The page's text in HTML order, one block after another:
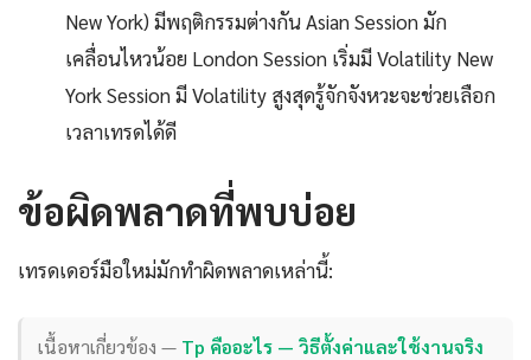
New York) มีพฤติกรรมต่างกัน Asian Session มัก
เคลื่อนไหวน้อย London Session เริ่มมี Volatility New
York Session มี Volatility สูงสุดรู้จักจังหวะจะช่วยเลือก
เวลาเทรดได้ดี
ข้อผิดพลาดที่พบบ่อย
เทรดเดอร์มือใหม่มักทำผิดพลาดเหล่านี้:
เนื้อหาเกี่ยวข้อง — Tp คืออะไร — วิธีตั้งค่าและใช้งานจริง